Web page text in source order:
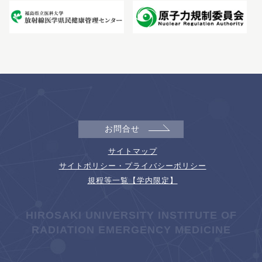
お問合せ
サイトマップ
サイトポリシー・プライバシーポリシー
規程等一覧【学内限定】
HIROSAKI UNIVERSITY INSTITUTE OF
RADIATION EMERGENCY MEDICINE